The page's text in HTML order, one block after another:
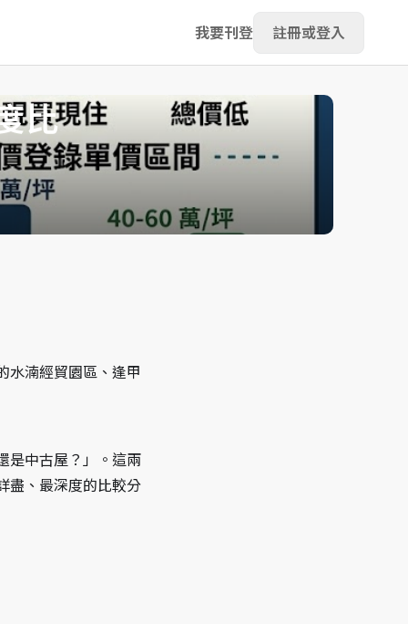
我要刊登 註冊或登入
比
水湳經貿園區、逢甲
是中古屋？」。這兩
盡、最深度的比較分